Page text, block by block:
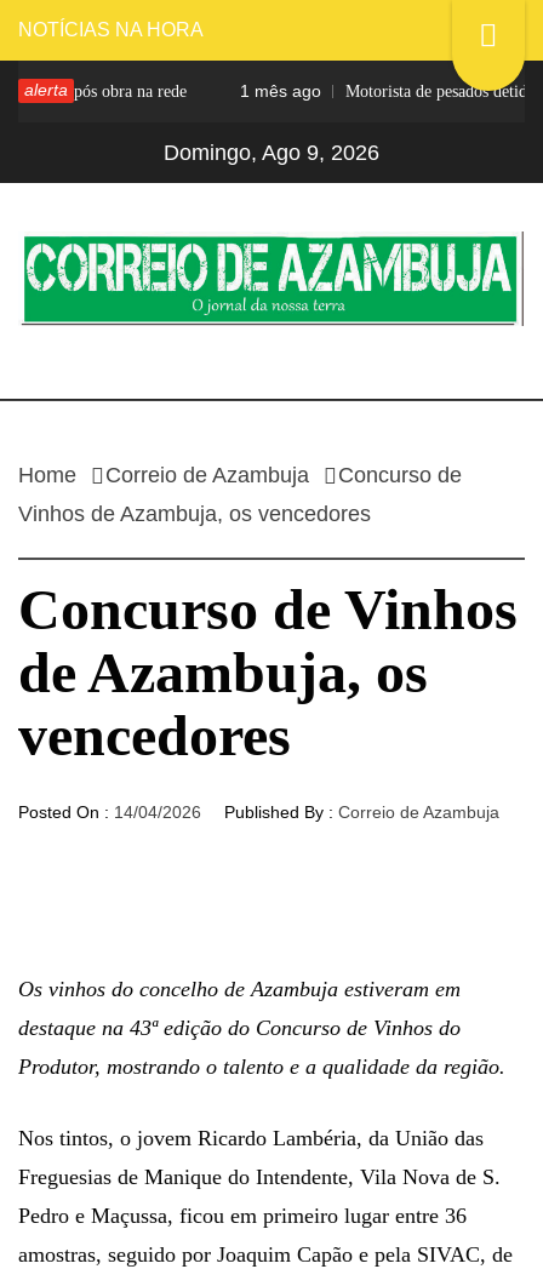
Skip
to
content
NOTÍCIAS NA HORA
alertaapós obra na rede 1 mês ago Motorista de pesados detido
Domingo, Ago 9, 2026
CORREIO DE
O jornal da nossa terra
Home Correio de Azambuja
Concurso de
Vinhos de Azambuja, os vencedores
Concurso de Vinhos
de Azambuja, os
vencedores
Posted On : 14/04/2026 Published By : Correio de Azambuja
Os vinhos do concelho de Azambuja estiveram em
destaque na 43ª edição do Concurso de Vinhos do
Produtor, mostrando o talento e a qualidade da região.
Nos tintos, o jovem Ricardo Lambéria, da União das
Freguesias de Manique do Intendente, Vila Nova de S.
Pedro e Maçussa, ficou em primeiro lugar entre 36
amostras, seguido por Joaquim Capão e pela SIVAC, de